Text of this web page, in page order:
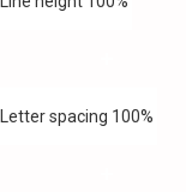
Letter spacing 100%